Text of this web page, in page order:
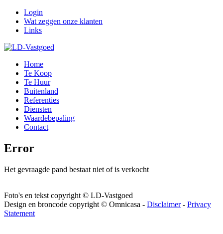
Login
Wat zeggen onze klanten
Links
Home
Te Koop
Te Huur
Buitenland
Referenties
Diensten
Waardebepaling
Contact
Error
Het gevraagde pand bestaat niet of is verkocht
Foto's en tekst copyright © LD-Vastgoed
Design en broncode copyright © Omnicasa - Disclaimer- Privacy
Statement